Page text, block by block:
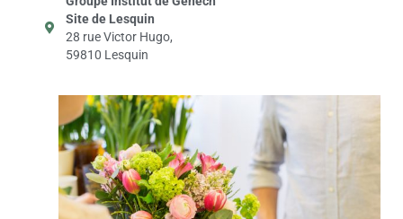
Site de Lesquin
28 rue Victor Hugo,
59810 Lesquin